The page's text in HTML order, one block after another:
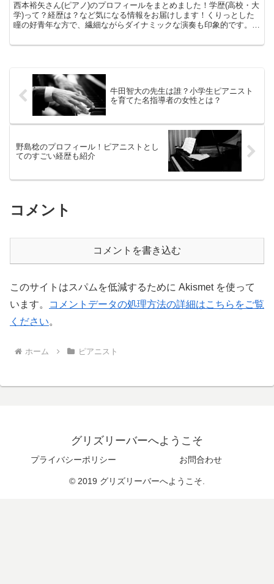
西本裕矢さん(ピアノ)のプロフィールをまとめました！学歴(高校・大
学)って？経歴は？など気になる情報をお届けします！くりっとした
瞳の好青年な方で、繊細ながらダイナミックな演奏も印象的です。今
牛田智大の先生は誰？小学生ピアニスト
を育てた名指導者の女性とは？
野島稔のプロフィール！ピアニストとし
てのすごい経歴も紹介
コメント
コメントを書き込む
このサイトはスパムを低減するために Akismet を使って
います。
コメントデータの処理方法の詳細はこちらをご覧
ください。
ホーム ピアニスト
グリズリーバーへようこそ
プライバシーポリシー お問合わせ
© 2019 グリズリーバーへようこそ.